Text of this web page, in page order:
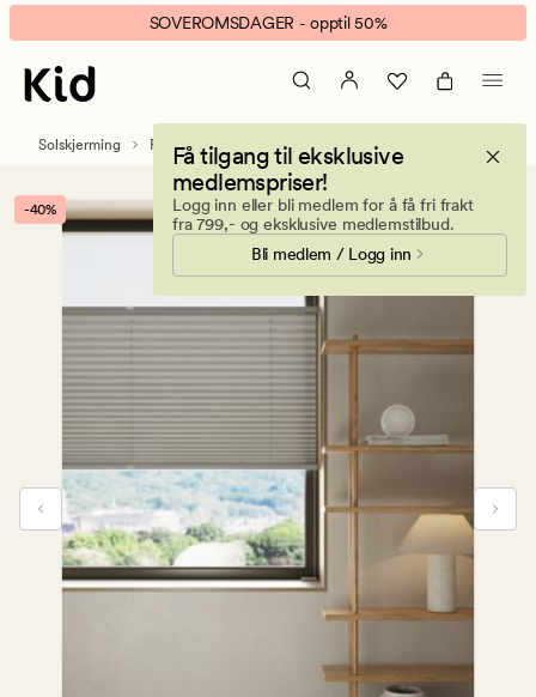
Leah
opp&ned
lysfiltrerende
plisségardin
banner.
Klikk
ESCAPE
pause.
SOVEROMSDAGER - opptil 50%
Få tilgang til eksklusive
medlemspriser!
Logg inn eller bli medlem for å få fri frakt
fra 799,- og eksklusive medlemstilbud.
Bli medlem / Logg inn
Solskjerming Plissegardiner
-40%